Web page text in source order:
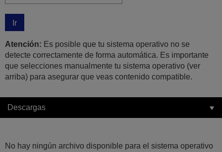
Ir
Atención: Es posible que tu sistema operativo no se
detecte correctamente de forma automática. Es importante
que selecciones manualmente tu sistema operativo (ver
arriba) para asegurar que veas contenido compatible.
Descargas
No hay ningún archivo disponible para el sistema operativo